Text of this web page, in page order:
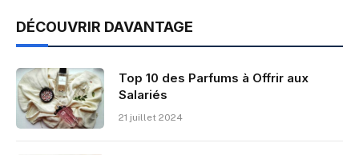
DÉCOUVRIR DAVANTAGE
Top 10 des Parfums à Offrir aux
Salariés
21 juillet 2024